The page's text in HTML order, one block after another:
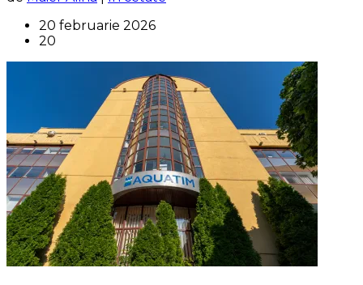
20 februarie 2026
20